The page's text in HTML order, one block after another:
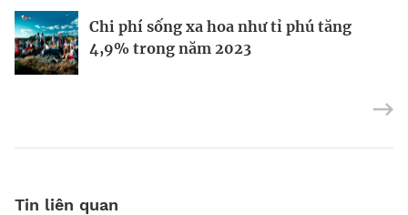
Chi phí sống xa hoa như tỉ phú tăng
4,9% trong năm 2023
Định vị doanh nghiệp Việt trên bản đồ
kinh tế toàn cầu
Mukesh Ambani sắp chuyển giao quyền
điều hành Reliance Industries cho các
Tin liên quan